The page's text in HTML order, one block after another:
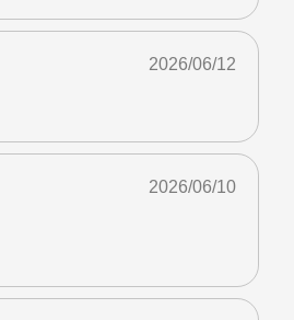
2026/06/12
2026/06/10